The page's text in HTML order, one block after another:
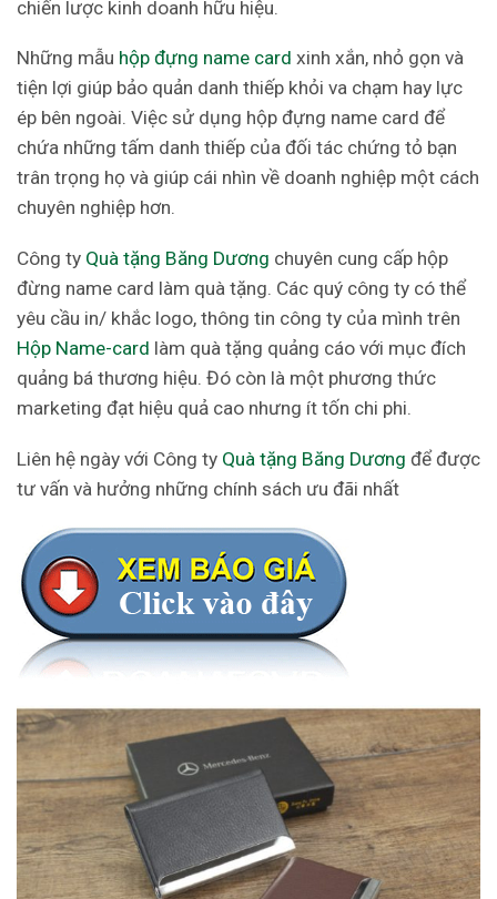
chiến lược kinh doanh hữu hiệu.
Những mẫu hộp đựng name card xinh xắn, nhỏ gọn và
tiện lợi giúp bảo quản danh thiếp khỏi va chạm hay lực
ép bên ngoài. Việc sử dụng hộp đựng name card để
chứa những tấm danh thiếp của đối tác chứng tỏ bạn
trân trọng họ và giúp cái nhìn về doanh nghiệp một cách
chuyên nghiệp hơn.
Công ty Quà tặng Băng Dương chuyên cung cấp hộp
đừng name card làm quà tặng. Các quý công ty có thể
yêu cầu in/ khắc logo, thông tin công ty của mình trên
Hộp Name-card làm quà tặng quảng cáo với mục đích
quảng bá thương hiệu. Đó còn là một phương thức
marketing đạt hiệu quả cao nhưng ít tốn chi phi.
Liên hệ ngày với Công ty Quà tặng Băng Dương để được
tư vấn và hưởng những chính sách ưu đãi nhất